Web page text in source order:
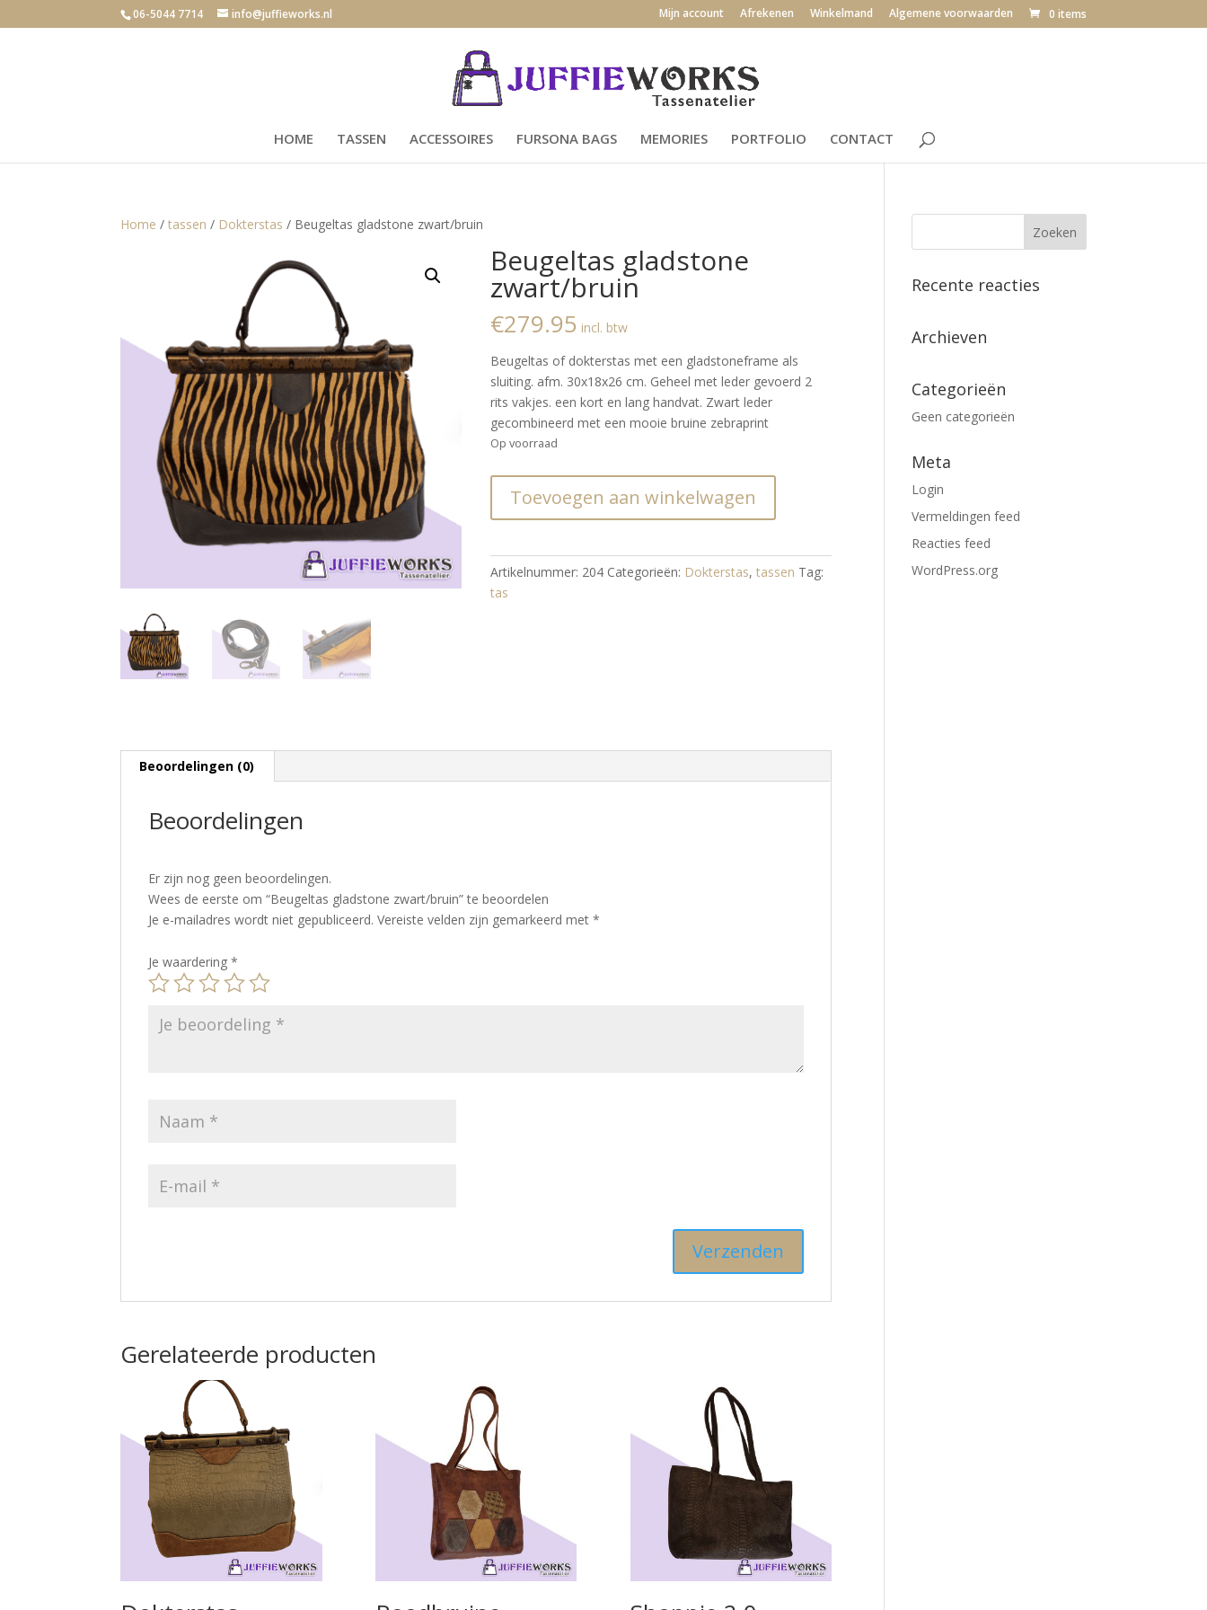
06-5044 7714 info@juffieworks.nl Mijn account Afrekenen Winkelmand Algemene voorwaarden 0 items
HOME TASSEN ACCESSOIRES FURSONA BAGS MEMORIES PORTFOLIO CONTACT
Home /tassen / Dokterstas / Beugeltas gladstone zwart/bruin
Beugeltas gladstone
zwart/bruin
€279.95 incl. btw
Beugeltas of dokterstas met een gladstoneframe als
sluiting. afm. 30x18x26 cm. Geheel met leder gevoerd 2
rits vakjes. een kort en lang handvat. Zwart leder
gecombineerd met een mooie bruine zebraprint
Op voorraad
gladstone
zwart/bruin
Toevoegen aan winkelwagen
Artikelnummer: 204 Categorieën: Dokterstas,tassen Tag:
tas
Beoordelingen (0)
Beoordelingen
Er zijn nog geen beoordelingen.
Wees de eerste om “Beugeltas gladstone zwart/bruin” te beoordelen
Je e-mailadres wordt niet gepubliceerd. Vereiste velden zijn gemarkeerd met*
Je waardering*
Gerelateerde producten
Recente reacties
Archieven
Categorieën
Geen categorieën
Meta
Login
Vermeldingen feed
Reacties feed
WordPress.org